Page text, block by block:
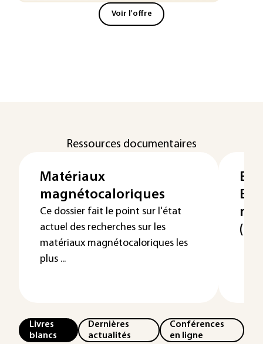
Voir l'offre
Ressources documentaires
Matériaux
magnétocaloriques
Ce dossier fait le point sur l'état
actuel des recherches sur les
matériaux magnétocaloriques les
plus ...
Livres
blancs
Dernières
actualités
Conférences
en ligne